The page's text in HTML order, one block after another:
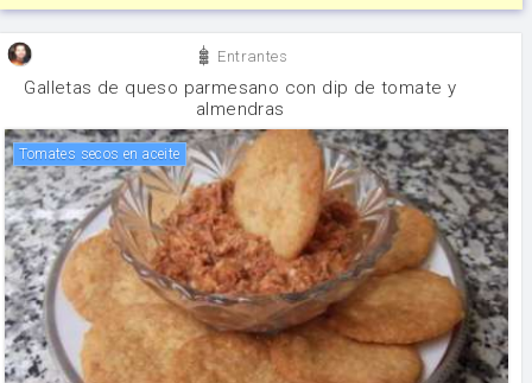
Entrantes
Galletas de queso parmesano con dip de tomate y
almendras
Tomates secos en aceite